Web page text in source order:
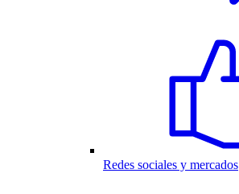
Redes sociales y mercados